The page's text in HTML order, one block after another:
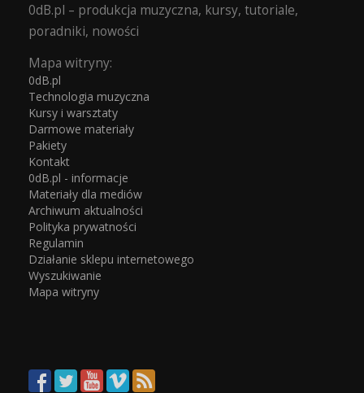
0dB.pl – produkcja muzyczna, kursy, tutoriale,
poradniki, nowości
Mapa witryny:
0dB.pl
Technologia muzyczna
Kursy i warsztaty
Darmowe materiały
Pakiety
Kontakt
0dB.pl - informacje
Materiały dla mediów
Archiwum aktualności
Polityka prywatności
Regulamin
Działanie sklepu internetowego
Wyszukiwanie
Mapa witryny